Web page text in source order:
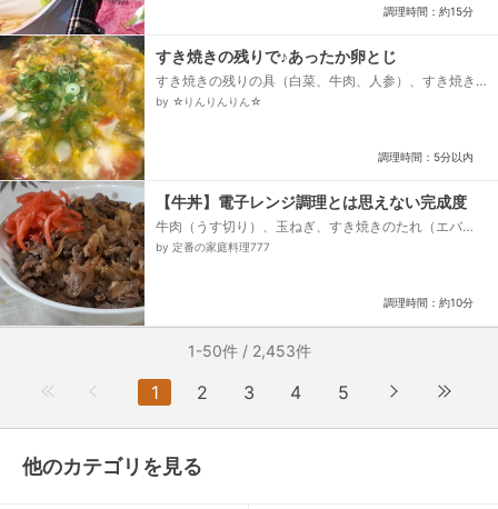
調理時間：約15分
すき焼きの残りで♪あったか卵とじ
すき焼きの残りの具（白菜、牛肉、人参）、すき焼き
の残り汁、溶き卵、ネギ（小口切り）、ご飯
by ☆りんりんりん☆
調理時間：5分以内
【牛丼】電子レンジ調理とは思えない完成度
牛肉（うす切り）、玉ねぎ、すき焼きのたれ（エバ
ラ）、水、顆粒だし、紅しょうが、七味唐辛子
by 定番の家庭料理777
調理時間：約10分
1-50件 / 2,453件
1 2 3 4 5
他のカテゴリを見る